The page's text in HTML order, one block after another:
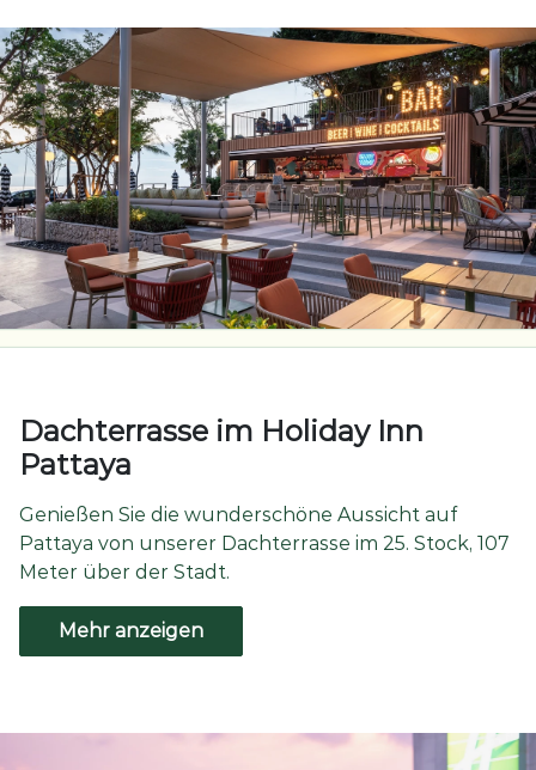
Dachterrasse im Holiday Inn
Pattaya
Genießen Sie die wunderschöne Aussicht auf
Pattaya von unserer Dachterrasse im 25. Stock, 107
Meter über der Stadt.
Mehr anzeigen